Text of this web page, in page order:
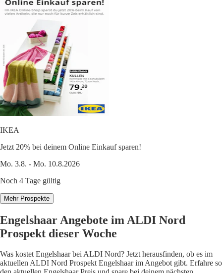
IKEA
Jetzt 20% bei deinem Online Einkauf sparen!
Mo. 3.8. - Mo. 10.8.2026
Noch 4 Tage gültig
Mehr Prospekte
Engelshaar Angebote im ALDI Nord
Prospekt dieser Woche
Was kostet Engelshaar bei ALDI Nord? Jetzt herausfinden, ob es im
aktuellen ALDI Nord Prospekt Engelshaar im Angebot gibt. Erfahre so